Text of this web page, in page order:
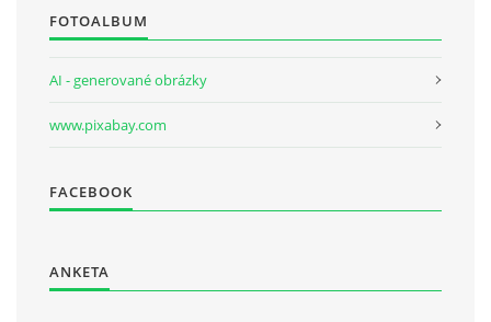
FOTOALBUM
AI - generované obrázky
www.pixabay.com
FACEBOOK
ANKETA